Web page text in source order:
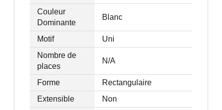
Couleur
Dominante
Blanc
Motif
Uni
Nombre de
places
N/A
Forme
Rectangulaire
Extensible
Non